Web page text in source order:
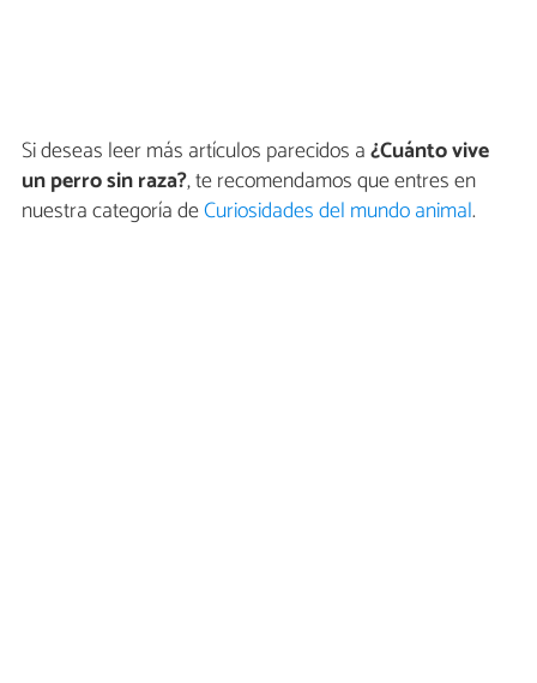
Si deseas leer más artículos parecidos a¿Cuánto vive
un perro sin raza?, te recomendamos que entres en
nuestra categoría deCuriosidades del mundo animal.